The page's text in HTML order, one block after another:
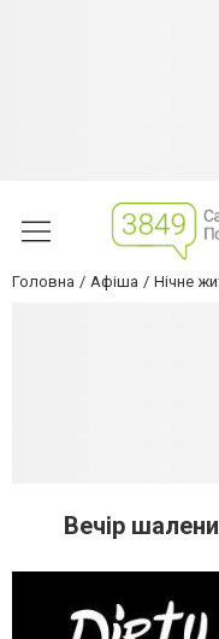
Головна Афіша Нічне
Вечір